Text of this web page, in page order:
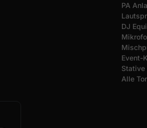
PA
DJ
Event-
Stative
Alle